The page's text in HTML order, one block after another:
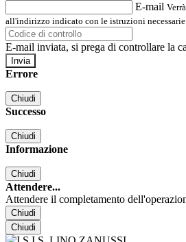
E-mail
all'indirizzo indicato con le istruzioni
E-mail inviata, si prega di controllare la
Errore
Chiudi
Successo
Chiudi
Informazione
Chiudi
Attendere...
Attendere il completamento
Chiudi
Chiudi